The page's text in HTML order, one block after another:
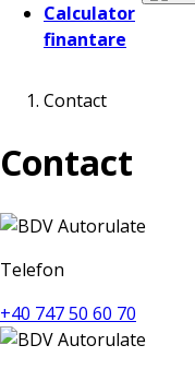
Calculator
finantare
Contact
Contact
Telefon
+40 747 50 60 70